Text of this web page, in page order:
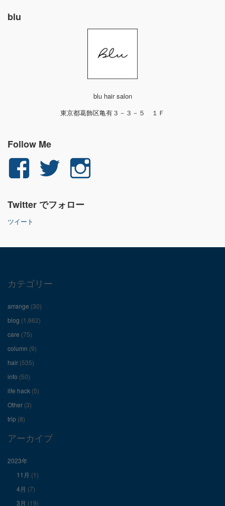
blu
blu hair salon
東京都葛飾区亀有３－３－５ １Ｆ
Follow Me
yuichi.fujita.351
ん
ロ
フ
ィ
ー
ル
を
Facebook
で
示
yu_1_fjt
ん
Twitter でフォロー
ツイート
カテゴリー
arrange (30)
blog (1,662)
care (75)
column (9)
hair (535)
info (50)
life hack (5)
Other (3)
trip (8)
アーカイブ
2023年
11月 (1)
4月 (7)
3月 (19)